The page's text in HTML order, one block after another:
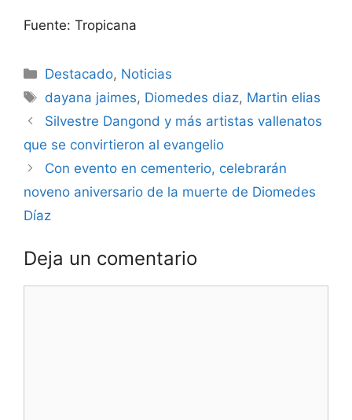
Fuente: Tropicana
Destacado, Noticias
dayana jaimes, Diomedes diaz, Martin elias
Silvestre Dangond y más artistas vallenatos
que se convirtieron al evangelio
Con evento en cementerio, celebrarán
noveno aniversario de la muerte de Diomedes
Díaz
Deja un comentario